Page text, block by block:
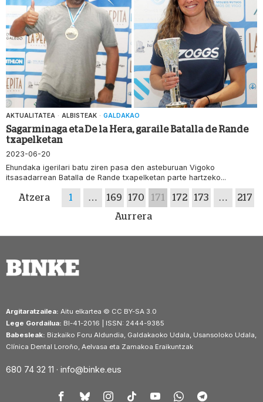
AKTUALITATEA · ALBISTEAK · GALDAKAO
Sagarminaga eta De la Hera, garaile Batalla de Rande
txapelketan
2023-06-20
Ehundaka igerilari batu ziren pasa den asteburuan Vigoko
itsasadarrean Batalla de Rande txapelketan parte hartzeko...
Atzera 1 … 169 170 171 172 173 …
217
Aurrera
Argitaratzailea: Aitu elkartea © CC BY-SA 3.0
Lege Gordailua: BI-41-2016 | ISSN: 2444-9385
Babesleak: Bizkaiko Foru Aldundia, Galdakaoko Udala, Usansoloko Udala,
Clínica Dental Loroño, Aelvasa eta Zamakoa Eraikuntzak
680 74 32 11 · info@binke.eus